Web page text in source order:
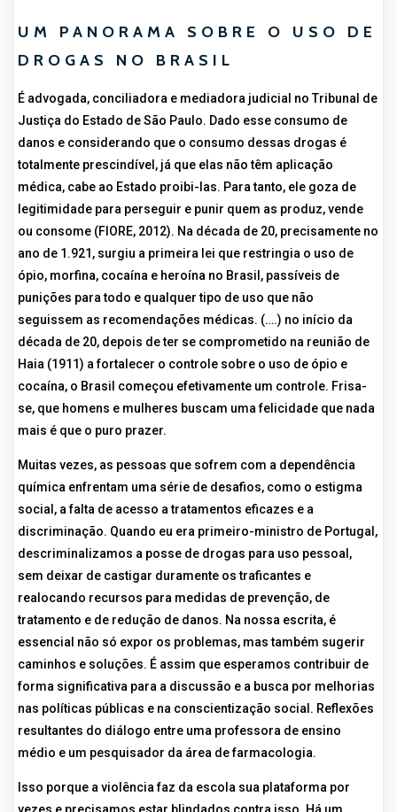
UM PANORAMA SOBRE O USO DE
DROGAS NO BRASIL
É advogada, conciliadora e mediadora judicial no Tribunal de
Justiça do Estado de São Paulo. Dado esse consumo de
danos e considerando que o consumo dessas drogas é
totalmente prescindível, já que elas não têm aplicação
médica, cabe ao Estado proibi-las. Para tanto, ele goza de
legitimidade para perseguir e punir quem as produz, vende
ou consome (FIORE, 2012). Na década de 20, precisamente no
ano de 1.921, surgiu a primeira lei que restringia o uso de
ópio, morfina, cocaína e heroína no Brasil, passíveis de
punições para todo e qualquer tipo de uso que não
seguissem as recomendações médicas. (….) no início da
década de 20, depois de ter se comprometido na reunião de
Haia (1911) a fortalecer o controle sobre o uso de ópio e
cocaína, o Brasil começou efetivamente um controle. Frisa-
se, que homens e mulheres buscam uma felicidade que nada
mais é que o puro prazer.
Muitas vezes, as pessoas que sofrem com a dependência
química enfrentam uma série de desafios, como o estigma
social, a falta de acesso a tratamentos eficazes e a
discriminação. Quando eu era primeiro-ministro de Portugal,
descriminalizamos a posse de drogas para uso pessoal,
sem deixar de castigar duramente os traficantes e
realocando recursos para medidas de prevenção, de
tratamento e de redução de danos. Na nossa escrita, é
essencial não só expor os problemas, mas também sugerir
caminhos e soluções. É assim que esperamos contribuir de
forma significativa para a discussão e a busca por melhorias
nas políticas públicas e na conscientização social. Reflexões
resultantes do diálogo entre uma professora de ensino
médio e um pesquisador da área de farmacologia.
Isso porque a violência faz da escola sua plataforma por